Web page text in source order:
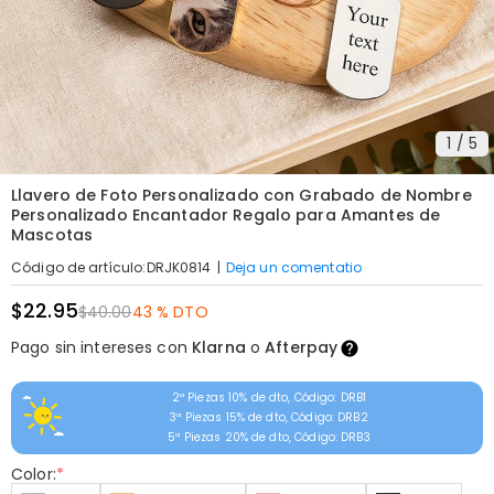
1 / 5
Llavero de Foto Personalizado con Grabado de Nombre
Personalizado Encantador Regalo para Amantes de
Mascotas
Código de artículo:DRJK0814 | Deja un comentatio
$22.95$40.0043 % DTO
Pago sin intereses con Klarna oAfterpay
2ª Piezas 10% de dto, Código: DRB1
3ª Piezas 15% de dto, Código: DRB2
5ª Piezas 20% de dto, Código: DRB3
Color:*